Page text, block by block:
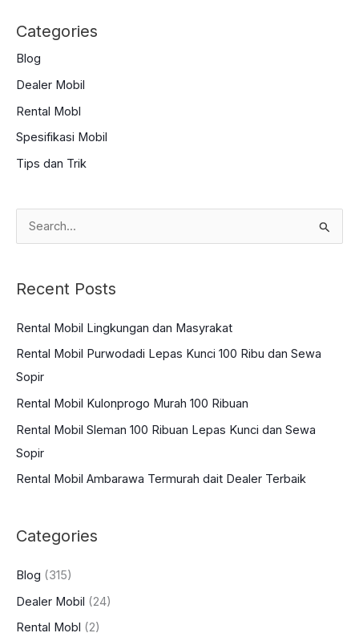
Categories
Blog
Dealer Mobil
Rental Mobl
Spesifikasi Mobil
Tips dan Trik
e
r
h
f
o
r
:
Recent Posts
Rental Mobil Lingkungan dan Masyrakat
Rental Mobil Purwodadi Lepas Kunci 100 Ribu dan Sewa
Sopir
Rental Mobil Kulonprogo Murah 100 Ribuan
Rental Mobil Sleman 100 Ribuan Lepas Kunci dan Sewa
Sopir
Rental Mobil Ambarawa Termurah dait Dealer Terbaik
Categories
Blog (315)
Dealer Mobil (24)
Rental Mobl (2)